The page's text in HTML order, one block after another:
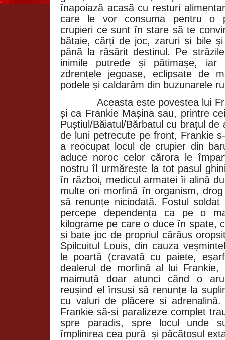
înapoiază acasă cu resturi
care le vor consuma pentru o
crupieri ce sunt în stare să te
bătaie, cărți de joc, zaruri și bile
până la răsărit destinul. Pe
inimile putrede și pătimașe,
zdrențele jegoase, eclipsate de
podele și caldarâm din buzunarele
Aceasta este povestea lui
și ca Frankie Mașina sau, printre
Puștiul/Băiatul/Bărbatul cu brațul
de luni petrecute pe front, Frankie
a reocupat locul de crupier din
aduce noroc celor cărora le
nostru îl urmărește la tot pasul
în război, medicul armatei îi alină
multe ori morfină în organism,
să renunțe niciodată. Fostul
percepe dependența ca pe o
kilograme pe care o duce în spate,
și bate joc de propriul cărăuș
Spilcuitul Louis, din cauza
le poartă (cravată cu paiete,
dealerul de morfină al lui
maimuță doar atunci când o
reușind el însuși să renunțe la
cu valuri de plăcere și
Frankie să-și paralizeze complet
spre paradis, spre locul unde
împlinirea cea pură și păcătosul